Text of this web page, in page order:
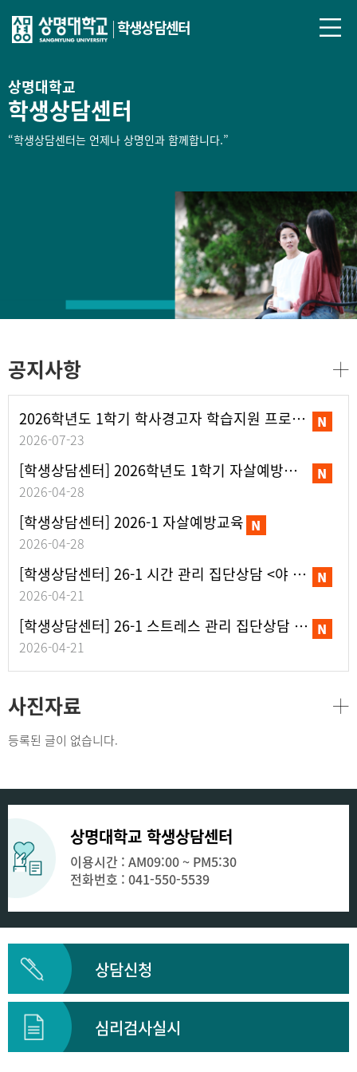
학생상담센터
상명대학교
학생상담센터
“학생상담센터는 언제나 상명인과 함께합니다.”
공지사항
2026학년도 1학기 학사경고자 학습지원 프로그램(고공행진) 참여 안내
2026-07-23
[학생상담센터] 2026학년도 1학기 자살예방캠페인
2026-04-28
[학생상담센터] 2026-1 자살예방교육
2026-04-28
[학생상담센터] 26-1 시간 관리 집단상담 <야 너두 미루기 안 할 수 있어- 꾸물거림과 시간관리>
2026-04-21
[학생상담센터] 26-1 스트레스 관리 집단상담 <내 마음 사용설명서-스트레스 편>
2026-04-21
사진자료
등록된 글이 없습니다.
상명대학교 학생상담센터
이용시간 : AM09:00 ~ PM5:30
전화번호 : 041-550-5539
상담신청
심리검사실시